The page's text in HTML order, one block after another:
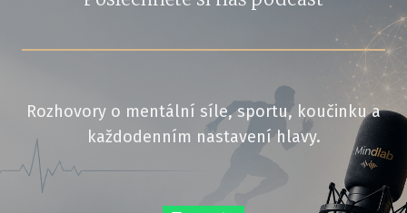
Rozhovory o mentální síle, sportu, koučinku a
každodenním nastavení hlavy.